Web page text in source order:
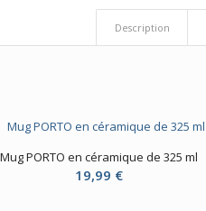
Description
Mug PORTO en céramique de 325 ml
19,99 €